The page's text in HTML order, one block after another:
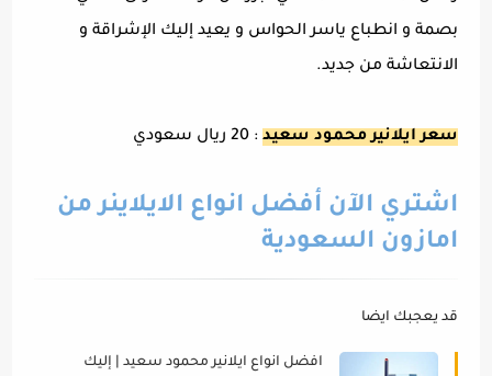
بصمة و انطباع ياسر الحواس و يعيد إليك الإشراقة و
الانتعاشة من جديد.
سعر ايلانير محمود سعيد : 20 ريال سعودي
اشتري الآن أفضل انواع الايلاينر من
امازون السعودية
قد يعجبك ايضا
افضل انواع ايلانير محمود سعيد | إليك